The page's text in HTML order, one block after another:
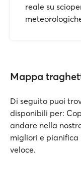
reale su
Mappa
Di seguito puoi
disponibili per:
andare nella
migliori e pianifica
veloce.